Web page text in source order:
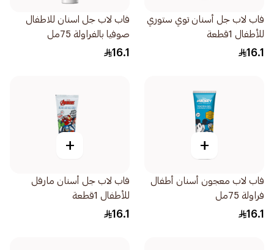
فاب لاب جل أسنان توي ستوري
للأطفال 1قطعة
16.1
فاب لاب جل اسنان للاطفال
صوفيا بالفراولة 75مل
16.1
+
فاب لاب معجون أسنان أطفال
فراولة 75مل
16.1
+
فاب لاب جل أسنان مارفل
للأطفال 1قطعة
16.1